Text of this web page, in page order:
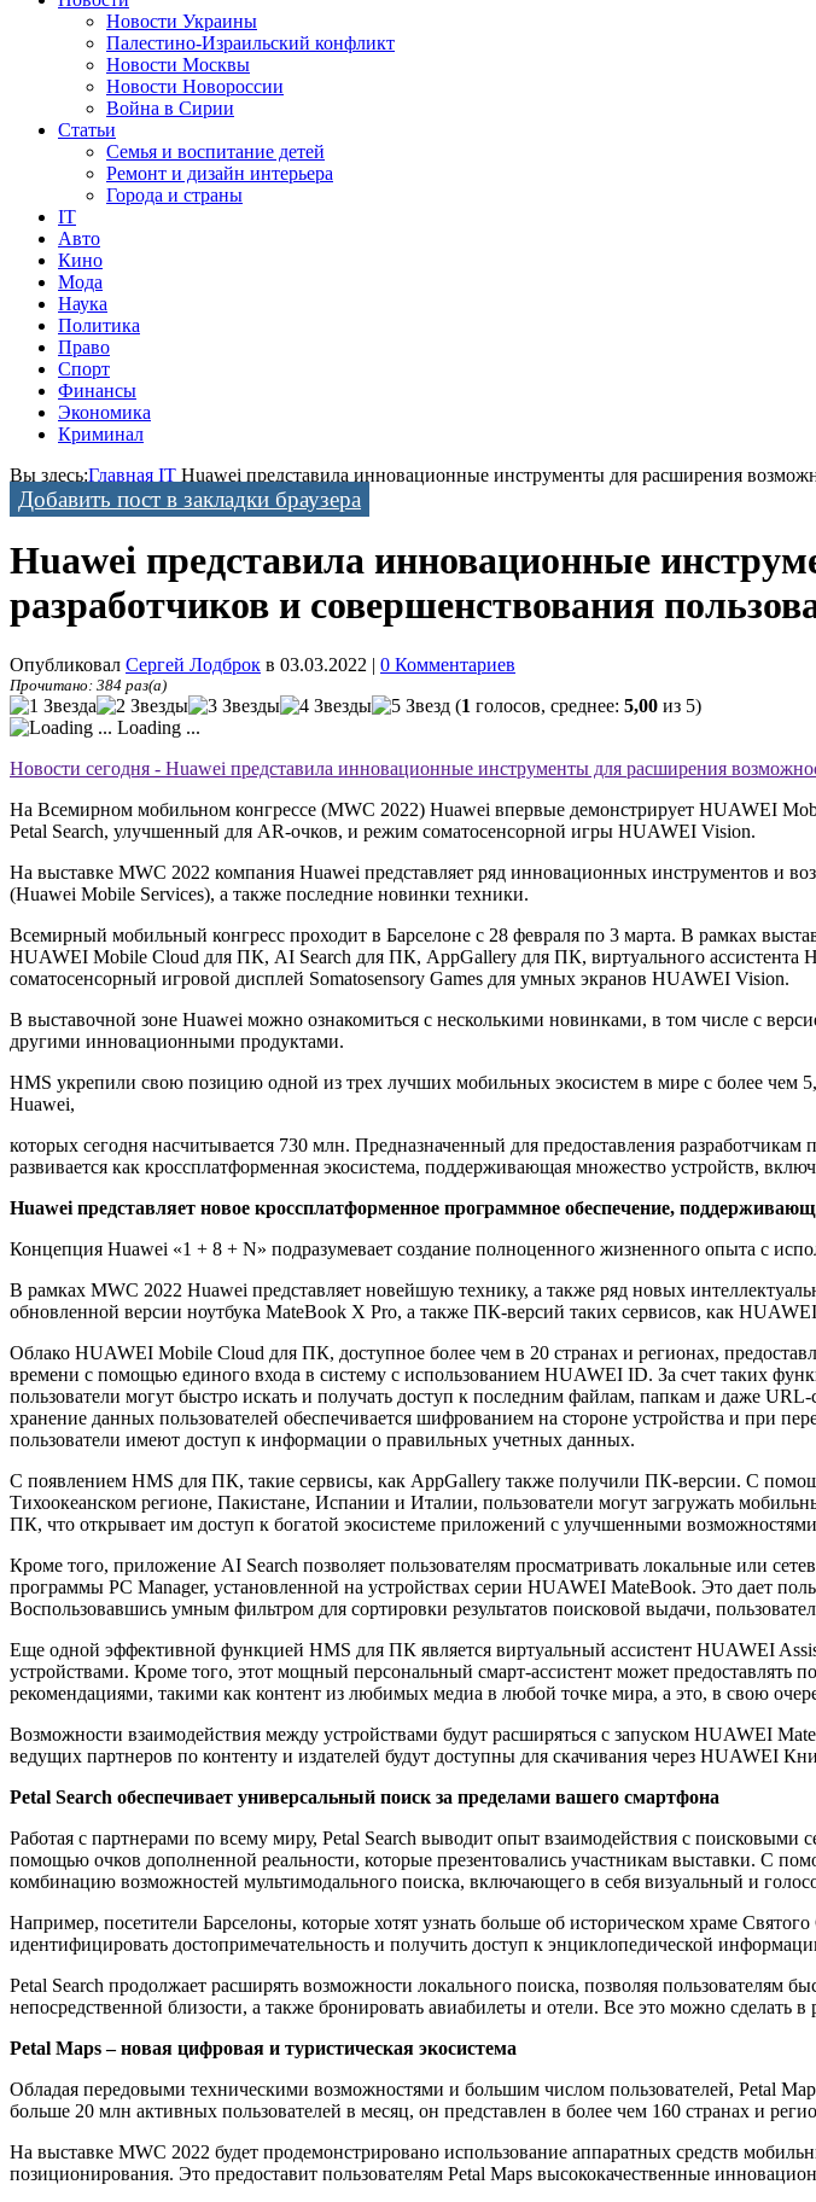
Новости Украины
Палестино-Израильский конфликт
Новости Москвы
Новости Новороссии
Война в Сирии
Статьи
Семья и воспитание детей
Ремонт и дизайн интерьера
Города и страны
IT
Авто
Кино
Мода
Наука
Политика
Право
Спорт
Финансы
Экономика
Криминал
Вы здесь:Главная IT Huawei представила инновационные инструменты для расширения
Добавить пост в закладки браузера
Huawei представила инновационные
разработчиков и совершенствования
Опубликовал Сергей Лодброк в 03.03.2022 | 0 Комментариев
Прочитано: 384 раз(а)
(1 голосов, среднее: 5,00 из 5)
Loading ...
Новости сегодня - Huawei представила инновационные инструменты для расширения
На Всемирном мобильном конгрессе (MWC 2022) Huawei впервые демонстрирует HUAWEI
Petal Search, улучшенный для AR-очков, и режим соматосенсорной игры HUAWEI Vision.
На выставке MWC 2022 компания Huawei представляет ряд инновационных инструментов и
(Huawei Mobile Services), а также последние новинки техники.
Всемирный мобильный конгресс проходит в Барселоне с 28 февраля по 3 марта. В рамках
HUAWEI Mobile Cloud для ПК, AI Search для ПК, AppGallery для ПК, виртуального ассистента
соматосенсорный игровой дисплей Somatosensory Games для умных экранов HUAWEI Vision.
В выставочной зоне Huawei можно ознакомиться с несколькими новинками, в том числе c
другими инновационными продуктами.
HMS укрепили свою позицию одной из трех лучших мобильных экосистем в мире с более чем
Huawei,
которых сегодня насчитывается 730 млн. Предназначенный для предоставления
развивается как кроссплатформенная экосистема, поддерживающая множество устройств,
Huawei представляет новое кроссплатформенное программное обеспечение,
Концепция Huawei «1 + 8 + N» подразумевает создание полноценного жизненного опыта с
В рамках MWС 2022 Huawei представляет новейшую технику, а также ряд новых
обновленной версии ноутбука MateBook X Pro, а также ПК-версий таких сервисов, как
Облако HUAWEI Mobile Cloud для ПК, доступное более чем в 20 странах и регионах,
времени с помощью единого входа в систему с использованием HUAWEI ID. За счет таких
пользователи могут быстро искать и получать доступ к последним файлам, папкам и даже
хранение данных пользователей обеспечивается шифрованием на стороне устройства и при
пользователи имеют доступ к информации о правильных учетных данных.
С появлением HMS для ПК, такие сервисы, как AppGallery также получили ПК-версии. С
Тихоокеанском регионе, Пакистане, Испании и Италии, пользователи могут загружать
ПК, что открывает им доступ к богатой экосистеме приложений с улучшенными
Кроме того, приложение AI Search позволяет пользователям просматривать локальные или
программы PC Manager, установленной на устройствах серии HUAWEI MateBook. Это дает
Воспользовавшись умным фильтром для сортировки результатов поисковой выдачи,
Еще одной эффективной функцией HMS для ПК является виртуальный ассистент HUAWEI
устройствами. Кроме того, этот мощный персональный смарт-ассистент может
рекомендациями, такими как контент из любимых медиа в любой точке мира, а это, в свою
Возможности взаимодействия между устройствами будут расширяться с запуском HUAWEI
ведущих партнеров по контенту и издателей будут доступны для скачивания через HUAWEI
Petal Search обеспечивает универсальный поиск за пределами вашего смартфона
Работая с партнерами по всему миру, Petal Search выводит опыт взаимодействия с
помощью очков дополненной реальности, которые презентовались участникам выставки. С
комбинацию возможностей мультимодального поиска, включающего в себя визуальный и
Например, посетители Барселоны, которые хотят узнать больше об историческом храме
идентифицировать достопримечательность и получить доступ к энциклопедической
Petal Search продолжает расширять возможности локального поиска, позволяя пользователям
непосредственной близости, а также бронировать авиабилеты и отели. Все это можно сделать
Petal Maps – новая цифровая и туристическая экосистема
Обладая передовыми техническими возможностями и большим числом пользователей, Petal
больше 20 млн активных пользователей в месяц, он представлен в более чем 160 странах и
На выставке MWC 2022 будет продемонстрировано использование аппаратных средств
позиционирования. Это предоставит пользователям Petal Maps высококачественные